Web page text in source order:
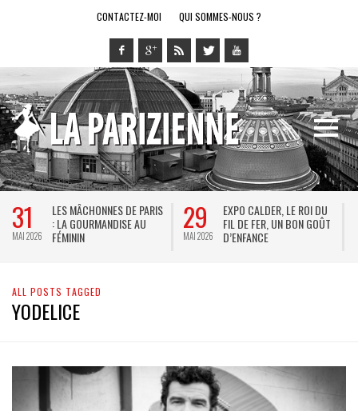
CONTACTEZ-MOI QUI SOMMES-NOUS ?
31
MAI 2026
LES MÂCHONNES DE PARIS
: LA GOURMANDISE AU
FÉMININ
29
MAI 2026
EXPO CALDER, LE ROI DU
FIL DE FER, UN BON GOÛT
D’ENFANCE
ALL POSTS TAGGED
YODELICE